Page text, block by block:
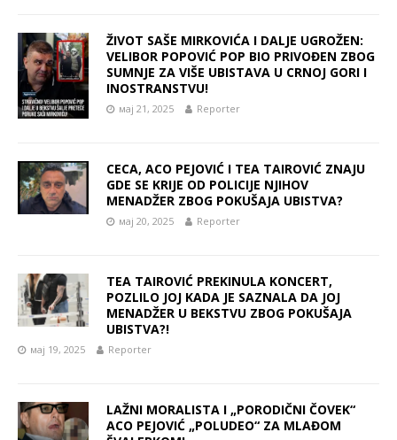
ŽIVOT SAŠE MIRKOVIĆA I DALJE UGROŽEN:
VELIBOR POPOVIĆ POP BIO PRIVOĐEN ZBOG
SUMNJE ZA VIŠE UBISTAVA U CRNOJ GORI I
INOSTRANSTVU!
мај 21, 2025 Reporter
CECA, ACO PEJOVIĆ I TEA TAIROVIĆ ZNAJU
GDE SE KRIJE OD POLICIJE NJIHOV
MENADŽER ZBOG POKUŠAJA UBISTVA?
мај 20, 2025 Reporter
TEA TAIROVIĆ PREKINULA KONCERT,
POZLILO JOJ KADA JE SAZNALA DA JOJ
MENADŽER U BEKSTVU ZBOG POKUŠAJA
UBISTVA?!
мај 19, 2025 Reporter
LAŽNI MORALISTA I „PORODIČNI ČOVEK“
ACO PEJOVIĆ „POLUDEO“ ZA MLAĐOM